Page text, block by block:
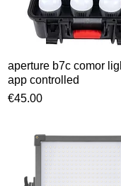
Snel overzicht
aperture b7c comor
app controlled
Prijs
€45.00